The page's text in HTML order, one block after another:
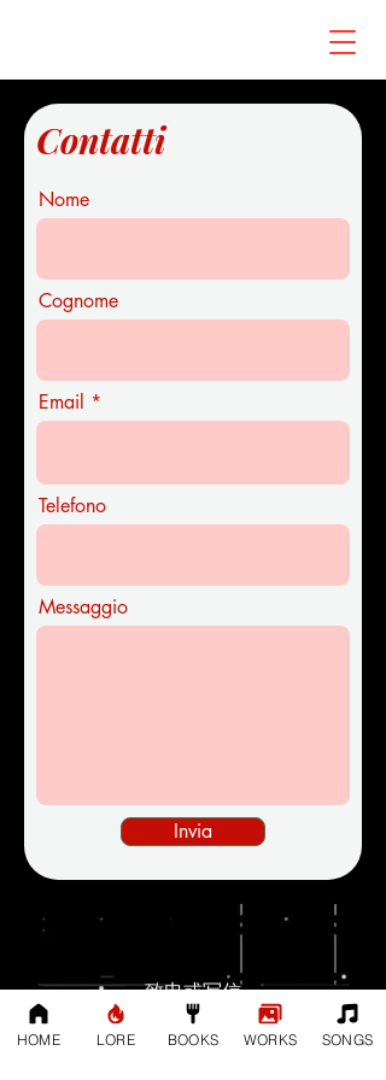
Contatti
Nome
Cognome
Email
Telefono
Messaggio
Invia
致电或写信
关于 DISCORD
koto99
HOME LORE BOOKS WORKS SONGS